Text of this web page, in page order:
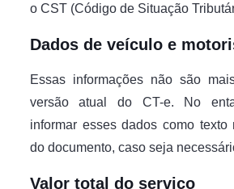
o CST (Código de Situação
Dados de veículo e
Essas informações não são
versão atual do CT-e. No
informar esses dados como texto
do documento, caso seja
Valor total do serviço